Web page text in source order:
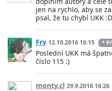
jen na rychlo, aby se
psal, že tu chybí UKK :D
Fry 12.10.2016 16:15 *
Poslední UKK má
číslo 115 :)
monty.cl 29.9.2016 16:26